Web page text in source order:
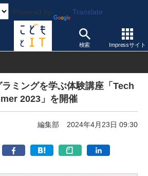
Powered by Translate
検索 Impressサイト
ミナー
ミングを学ぶ体験講座「Tech
2023」を開催
編集部 2024年4月23日 09:30